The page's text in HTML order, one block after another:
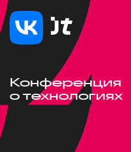
Конференция
о технологиях